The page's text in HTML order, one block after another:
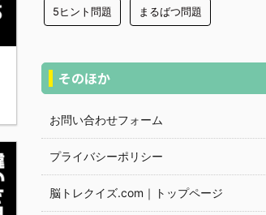
5ヒント問題 まるばつ問題
そのほか
お問い合わせフォーム
プライバシーポリシー
脳トレクイズ.com｜トップページ